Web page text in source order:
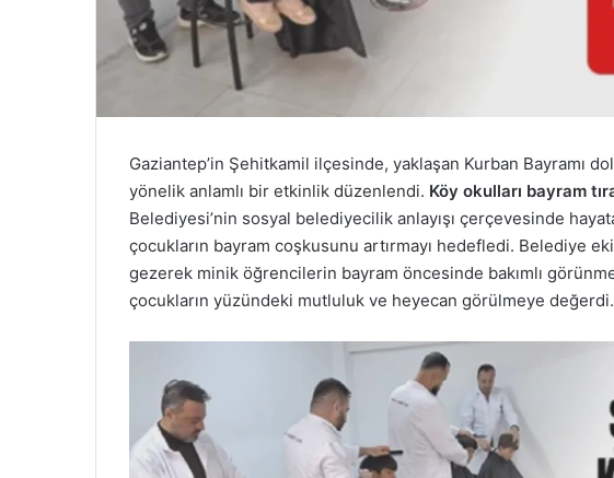
Gaziantep’in Şehitkamil ilçesinde, yaklaşan Kurban Bayramı
yönelik anlamlı bir etkinlik düzenlendi. Köy okulları bayram
Belediyesi’nin sosyal belediyecilik anlayışı çerçevesinde
çocukların bayram coşkusunu artırmayı hedefledi. Belediye
gezerek minik öğrencilerin bayram öncesinde bakımlı
çocukların yüzündeki mutluluk ve heyecan görülmeye değerdi.